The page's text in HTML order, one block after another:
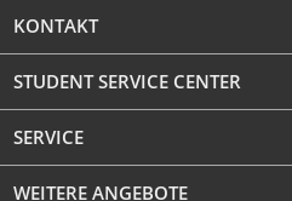
KONTAKT
STUDENT SERVICE CENTER
SERVICE
WEITERE ANGEBOTE